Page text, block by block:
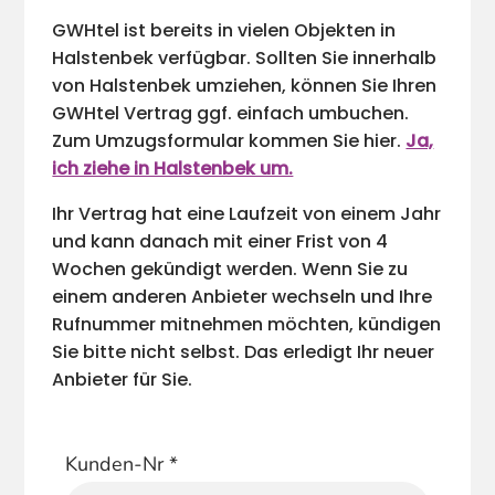
GWHtel ist bereits in vielen Objekten in
Halstenbek verfügbar. Sollten Sie innerhalb
von Halstenbek umziehen, können Sie Ihren
GWHtel Vertrag ggf. einfach umbuchen.
Zum Umzugsformular kommen Sie hier. Ja,
ich ziehe in Halstenbek um.
Ihr Vertrag hat eine Laufzeit von einem Jahr
und kann danach mit einer Frist von 4
Wochen gekündigt werden. Wenn Sie zu
einem anderen Anbieter wechseln und Ihre
Rufnummer mitnehmen möchten, kündigen
Sie bitte nicht selbst. Das erledigt Ihr neuer
Anbieter für Sie.
Kunden-Nr*